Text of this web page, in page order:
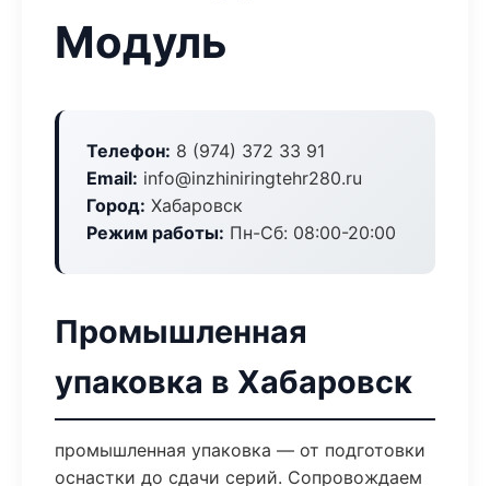
Модуль
Телефон: 8 (974) 372 33 91
Email: info@inzhiniringtehr280.ru
Город: Хабаровск
Режим работы: Пн-Сб: 08:00-20:00
Промышленная
упаковка в Хабаровск
промышленная упаковка — от подготовки
оснастки до сдачи серий. Сопровождаем